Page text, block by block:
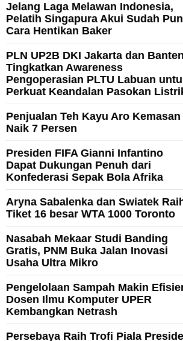
Jelang Laga Melawan Indonesia,
Pelatih Singapura Akui Sudah
Cara Hentikan Baker
PLN UP2B DKI Jakarta dan Banten
Tingkatkan Awareness
Pengoperasian PLTU Labuan
Perkuat Keandalan Pasokan
Penjualan Teh Kayu Aro Kemasan
Naik 7 Persen
Presiden FIFA Gianni Infantino
Dapat Dukungan Penuh dari
Konfederasi Sepak Bola Afrika
Aryna Sabalenka dan Swiatek
Tiket 16 besar WTA 1000 Toronto
Nasabah Mekaar Studi Banding
Gratis, PNM Buka Jalan Inovasi
Usaha Ultra Mikro
Pengelolaan Sampah Makin
Dosen Ilmu Komputer UPER
Kembangkan Netrash
Persebaya Raih Trofi Piala